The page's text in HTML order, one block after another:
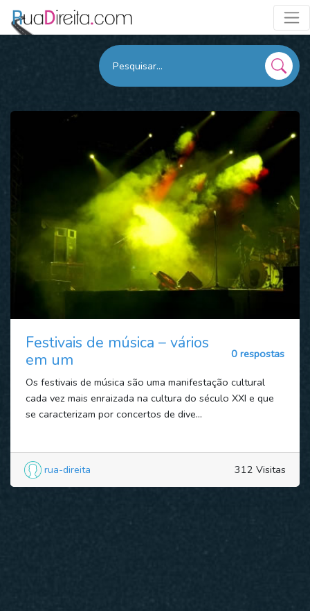
Festivais de música – vários
em um
0 respostas
Os festivais de música são uma manifestação cultural
cada vez mais enraizada na cultura do século XXI e que
se caracterizam por concertos de dive...
rua-direita 312 Visitas